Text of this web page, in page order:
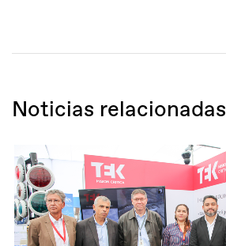
Noticias relacionadas